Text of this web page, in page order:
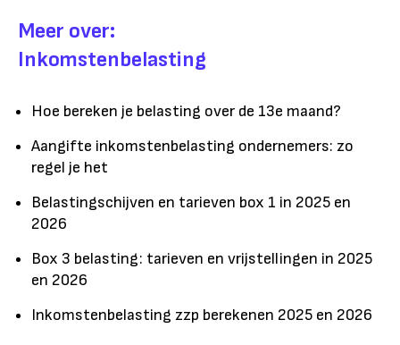
Meer over:
Inkomstenbelasting
Hoe bereken je belasting over de 13e maand?
Aangifte inkomstenbelasting ondernemers: zo
regel je het
Belastingschijven en tarieven box 1 in 2025 en
2026
Box 3 belasting: tarieven en vrijstellingen in 2025
en 2026
Inkomstenbelasting zzp berekenen 2025 en 2026